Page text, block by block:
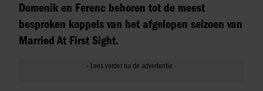
Domenik en Ferenc behoren tot de meest
besproken koppels van het afgelopen seizoen van
Married At First Sight.